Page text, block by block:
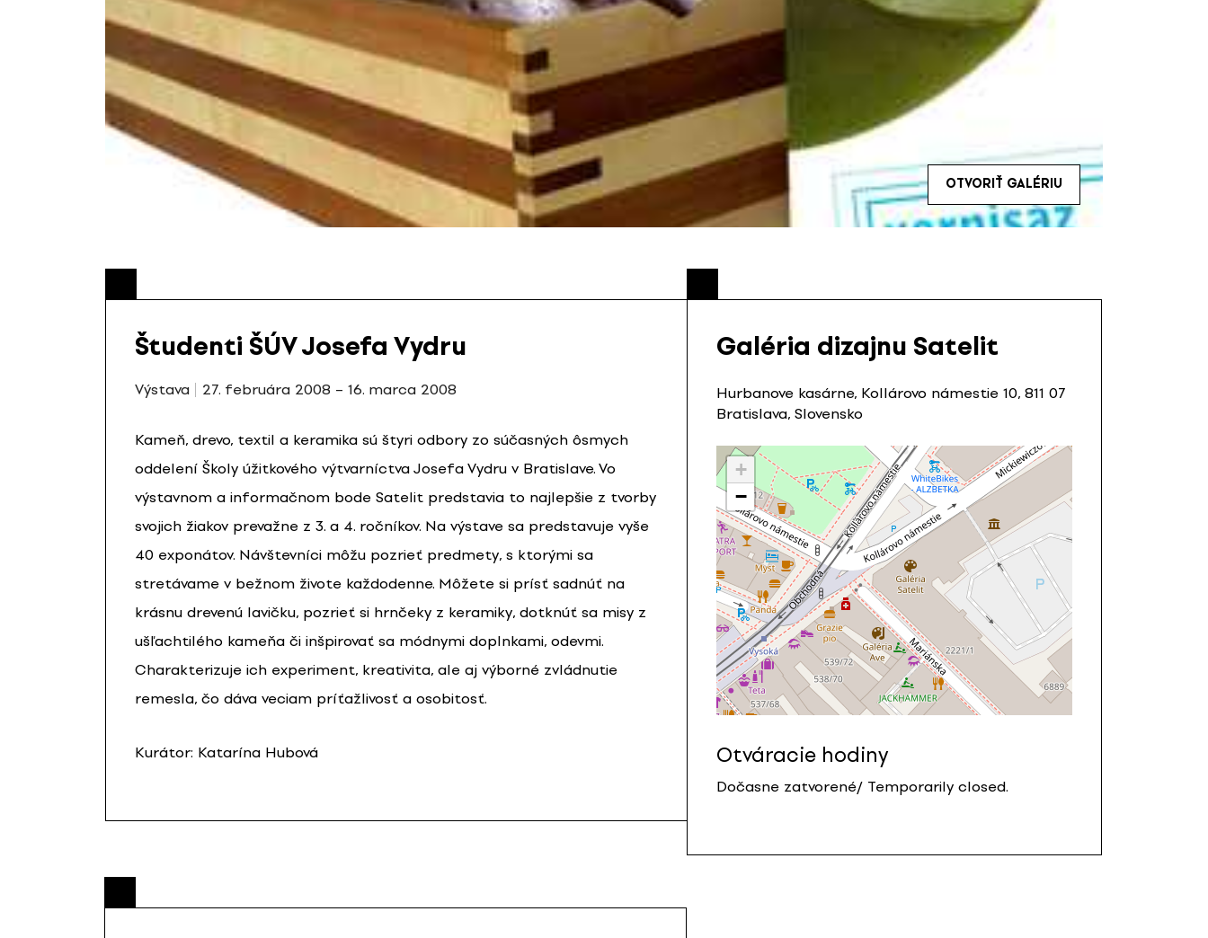
OTVORIŤ GALÉRIU
Študenti ŠÚV Josefa Vydru
Výstava 27. februára 2008 – 16. marca 2008
Kameň, drevo, textil a keramika sú štyri odbory zo súčasných ôsmych
oddelení Školy úžitkového výtvarníctva Josefa Vydru v Bratislave. Vo
výstavnom a informačnom bode Satelit predstavia to najlepšie z tvorby
svojich žiakov prevažne z 3. a 4. ročníkov. Na výstave sa predstavuje vyše
40 exponátov. Návštevníci môžu pozrieť predmety, s ktorými sa
stretávame v bežnom živote každodenne. Môžete si prísť sadnúť na
krásnu drevenú lavičku, pozrieť si hrnčeky z keramiky, dotknúť sa misy z
ušľachtilého kameňa či inšpirovať sa módnymi doplnkami, odevmi.
Charakterizuje ich experiment, kreativita, ale aj výborné zvládnutie
remesla, čo dáva veciam príťažlivosť a osobitosť.
Kurátor: Katarína Hubová
Galéria dizajnu Satelit
Hurbanove kasárne, Kollárovo námestie 10, 811 07
Bratislava, Slovensko
+
−
Otváracie hodiny
Dočasne zatvorené/ Temporarily closed.